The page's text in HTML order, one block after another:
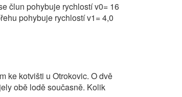
člun pohybuje rychlostí v0= 16
pohybuje rychlostí v1= 4,0
ke kotvišti u Otrokovic. O dvě
obě lodě současně. Kolik